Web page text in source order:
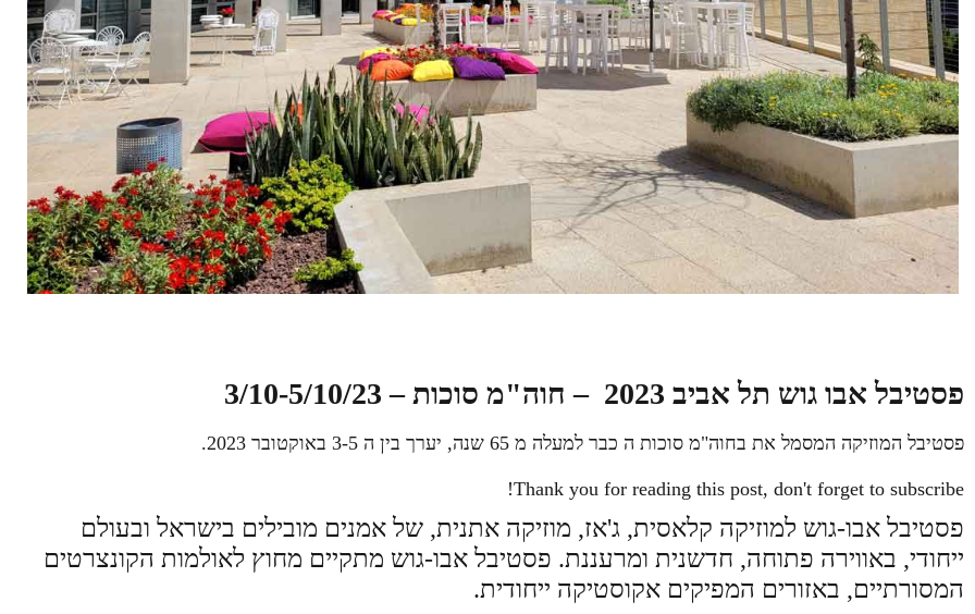
פסטיבל אבו גוש תל אביב 2023 – חוה"מ סוכות – 3/10-5/10/23
פסטיבל המוזיקה המסמל את בחוה"מ סוכות ה כבר למעלה מ 65 שנה, יערך בין ה 3-5 באוקטובר 2023.
Thank you for reading this post, don't forget to subscribe!
פסטיבל אבו-גוש למוזיקה קלאסית, ג'אז, מוזיקה אתנית, של אמנים מובילים בישראל ובעולם
ייחודי, באווירה פתוחה, חדשנית ומרעננת. פסטיבל אבו-גוש מתקיים מחוץ לאולמות הקונצרטים
המסורתיים, באזורים המפיקים אקוסטיקה ייחודית.